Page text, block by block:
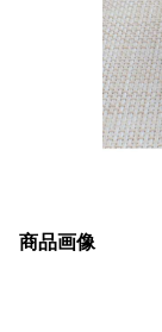
商品画像